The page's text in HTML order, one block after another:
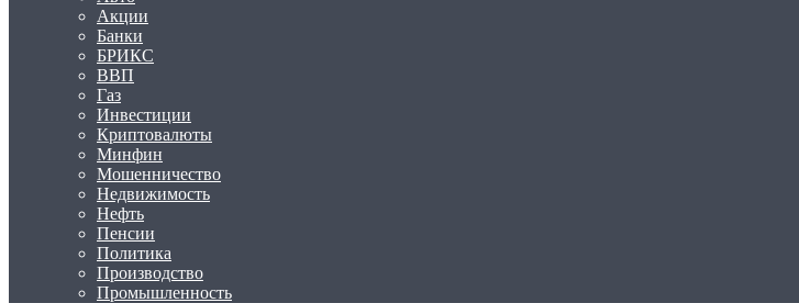
Акции
Банки
БРИКС
ВВП
Газ
Инвестиции
Криптовалюты
Минфин
Мошенничество
Недвижимость
Нефть
Пенсии
Политика
Производство
Промышленность